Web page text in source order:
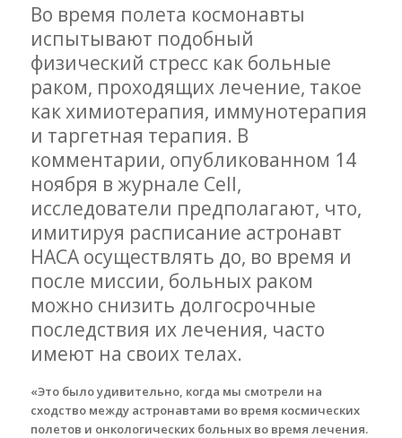
Во время полета космонавты
испытывают подобный
физический стресс как больные
раком, проходящих лечение, такое
как химиотерапия, иммунотерапия
и таргетная терапия. В
комментарии, опубликованном 14
ноября в журнале Cell,
исследователи предполагают, что,
имитируя расписание астронавт
НАСА осуществлять до, во время и
после миссии, больных раком
можно снизить долгосрочные
последствия их лечения, часто
имеют на своих телах.
«Это было удивительно, когда мы смотрели на
сходство между астронавтами во время космических
полетов и онкологических больных во время лечения.